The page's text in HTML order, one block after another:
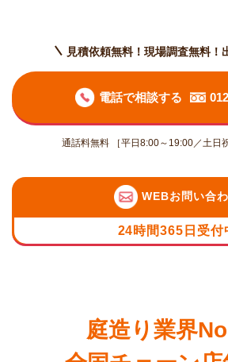
見積依頼無料！現場調査無料！
電話で相談する
通話料無料 ［平日8:00～19:00／土日
WEBお問い合
24時間365日受付
庭造り業界